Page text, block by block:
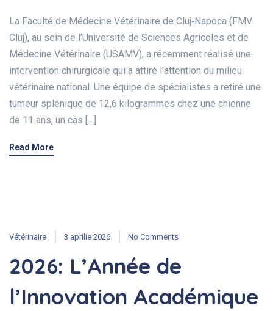
La Faculté de Médecine Vétérinaire de Cluj‑Napoca (FMV
Cluj), au sein de l’Université de Sciences Agricoles et de
Médecine Vétérinaire (USAMV), a récemment réalisé une
intervention chirurgicale qui a attiré l’attention du milieu
vétérinaire national. Une équipe de spécialistes a retiré une
tumeur splénique de 12,6 kilogrammes chez une chienne
de 11 ans, un cas […]
Read More
Vétérinaire 3 aprilie 2026 No Comments
2026: L’Année de
l’Innovation Académique